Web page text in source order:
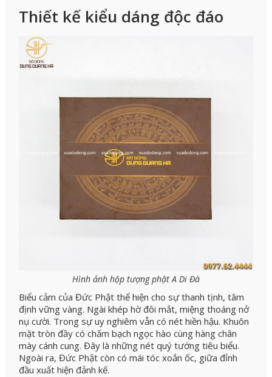
Thiết kế kiểu dáng độc đáo
Hình ảnh hộp tượng phật A Di Đà
Biểu cảm của Đức Phật thể hiện cho sự thanh tịnh, tâm
định vững vàng. Ngài khép hờ đôi mắt, miệng thoáng nở
nụ cười. Trong sự uy nghiêm vẫn có nét hiền hậu. Khuôn
mặt tròn đầy có chấm bạch ngọc hào cùng hàng chân
mày cánh cung. Đây là những nét quý tướng tiêu biểu.
Ngoài ra, Đức Phật còn có mái tóc xoắn ốc, giữa đỉnh
đầu xuất hiện đảnh kế.